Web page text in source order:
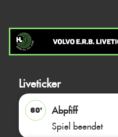
Liveticker
60'
Abpfiff
Spiel beendet